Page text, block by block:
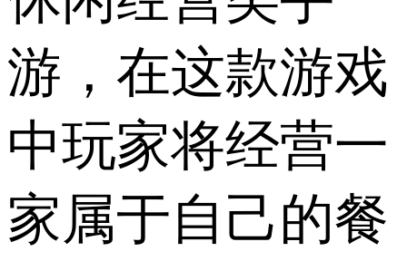
游，在这款游戏
中玩家将经营一
家属于自己的餐